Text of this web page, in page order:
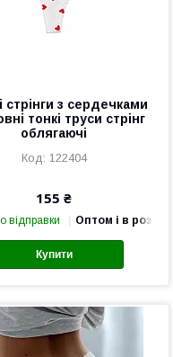
стрінги з сердечками
тонкі труси стрінг
облягаючі
122404
155 ₴
відправки Оптом і в роздріб
Купити